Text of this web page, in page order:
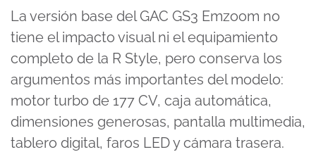
La versión base del GAC GS3 Emzoom no
tiene el impacto visual ni el equipamiento
completo de la R Style, pero conserva los
argumentos más importantes del modelo:
motor turbo de 177 CV, caja automática,
dimensiones generosas, pantalla multimedia,
tablero digital, faros LED y cámara trasera.